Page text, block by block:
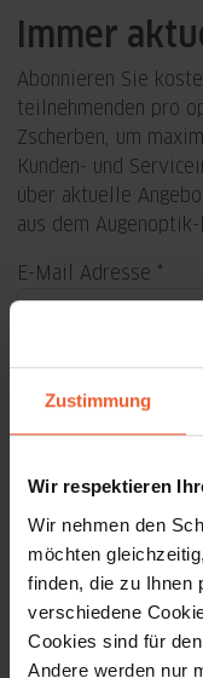
Zustimmung
Wir respektieren
Wir nehmen den
möchten
finden, die zu Ihnen
verschiedene
Cookies sind für
Andere werden nur
Immer
Abonnieren Sie
teilnehmenden pro
Zscherben, um
Kunden- und
über aktuelle
aus dem
E-Mail Adresse
Nachname
Geburtstag
Hiermit